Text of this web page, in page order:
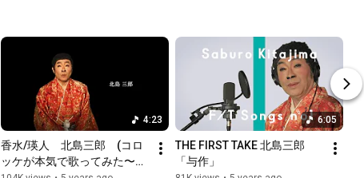
4:23
香水/瑛人　北島三郎　(コロ
ッケが本気で歌ってみた〜よ
6:05
THE FIRST TAKE 北島三郎
「与作」